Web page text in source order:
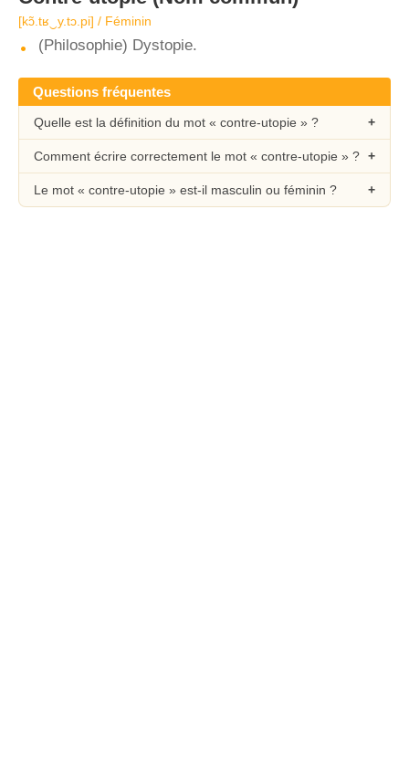
[kɔ̃.tʁ‿y.tɔ.pi] / Féminin
(Philosophie) Dystopie.
Questions fréquentes
Quelle est la définition du mot « contre-utopie » ?
Comment écrire correctement le mot « contre-utopie » ?
Le mot « contre-utopie » est-il masculin ou féminin ?